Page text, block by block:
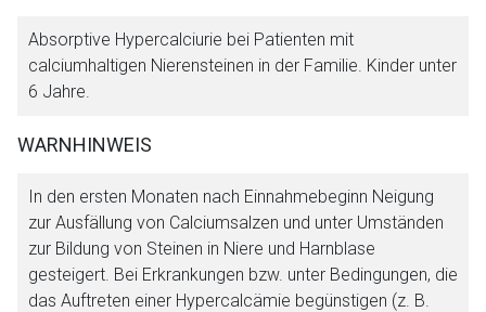
Absorptive Hypercalciurie bei Patienten mit
calciumhaltigen Nierensteinen in der Familie. Kinder unter
6 Jahre.
WARNHINWEIS
In den ersten Monaten nach Einnahmebeginn Neigung
zur Ausfällung von Calciumsalzen und unter Umständen
zur Bildung von Steinen in Niere und Harnblase
gesteigert. Bei Erkrankungen bzw. unter Bedingungen, die
das Auftreten einer Hypercalcämie begünstigen (z. B.